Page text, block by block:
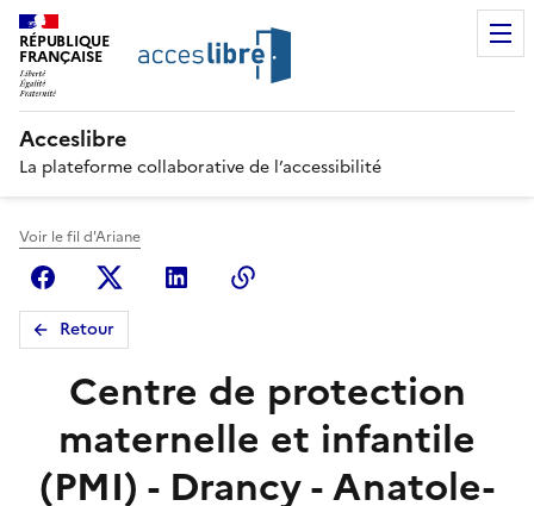
RÉPUBLIQUE
FRANÇAISE
Acceslibre
La plateforme collaborative de l’accessibilité
Voir le fil d'Ariane
FacebookX (anciennement Twitter)
Linkedin
Retour
Centre de protection
maternelle et infantile
(PMI) - Drancy - Anatole-